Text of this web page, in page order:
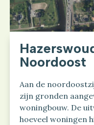
Noordoost
Aan de
zijn gronden
woningbouw. De
hoeveel woningen